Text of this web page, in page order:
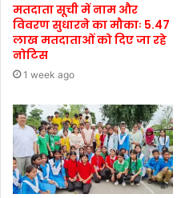
मतदाता सूची में नाम और
विवरण सुधारने का मौकाः 5.47
लाख मतदाताओं को दिए जा रहे
नोटिस
1 week ago